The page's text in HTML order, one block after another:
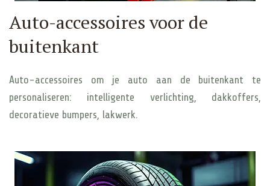
Auto-accessoires voor de
buitenkant
Auto-accessoires om je auto aan de buitenkant te
personaliseren: intelligente verlichting, dakkoffers,
decoratieve bumpers, lakwerk.